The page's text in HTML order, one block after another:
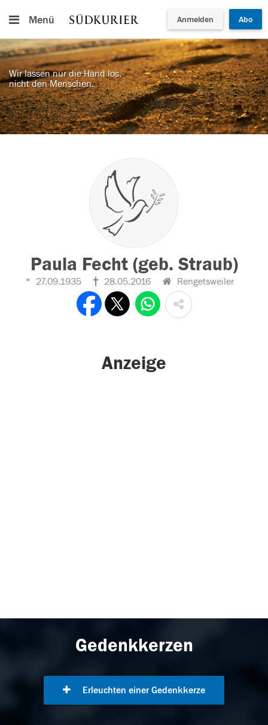
Menü Anmelden Abo
Wir lassen nur die Hand los,
nicht den Menschen.
Paula Fecht (geb. Straub)
27.09.1935 28.05.2016 Rengetsweiler
Anzeige
Gedenkkerzen
Erleuchten einer Gedenkkerze